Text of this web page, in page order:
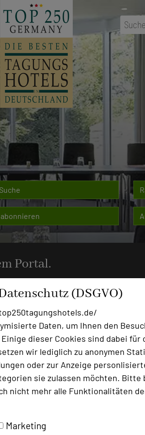
(DSGVO)
Daten, um Ihnen den
dieser Cookies sind dabei für
wir lediglich zu anonymen
oder zur Anzeige
sie zulassen möchten. Bitte
nicht mehr alle Funktionalitäten
Marketing
Portal.
Ansprechpartner
Kontakt
Alle Informationen
Für Hotels